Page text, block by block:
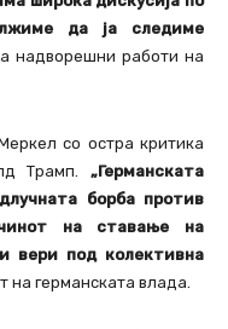
да ја следиме
надворешни работи на
со остра критика
Трамп. „Германската
борба против
на ставање на
вери под колективна
на германската влада.